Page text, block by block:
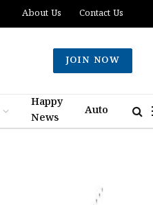
About Us Contact Us
JOIN NOW
Happy
News
Auto